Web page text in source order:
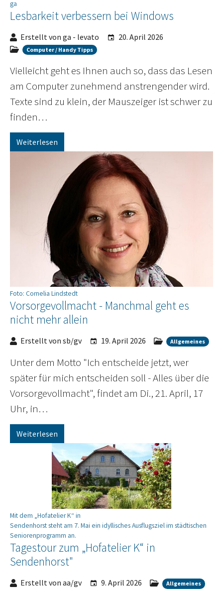
ga
Lesbarkeit verbessern bei Windows
Erstellt von ga - levato 20. April 2026
Computer / Handy Tipps
Vielleicht geht es Ihnen auch so, dass das Lesen
am Computer zunehmend anstrengender wird.
Texte sind zu klein, der Mauszeiger ist schwer zu
finden…
Weiterlesen
Foto: Cornelia Lindstedt
Vorsorgevollmacht - Manchmal geht es
nicht mehr allein
Erstellt von sb/gv 19. April 2026 Allgemeines
Unter dem Motto "Ich entscheide jetzt, wer
später für mich entscheiden soll - Alles über die
Vorsorgevollmacht", findet am Di., 21. April, 17
Uhr, in…
Weiterlesen
Mit dem „Hofatelier K“ in
Sendenhorst steht am 7. Mai ein idyllisches Ausflugsziel im städtischen
Seniorenprogramm an.
Tagestour zum „Hofatelier K“ in
Sendenhorst"
Erstellt von aa/gv 9. April 2026 Allgemeines